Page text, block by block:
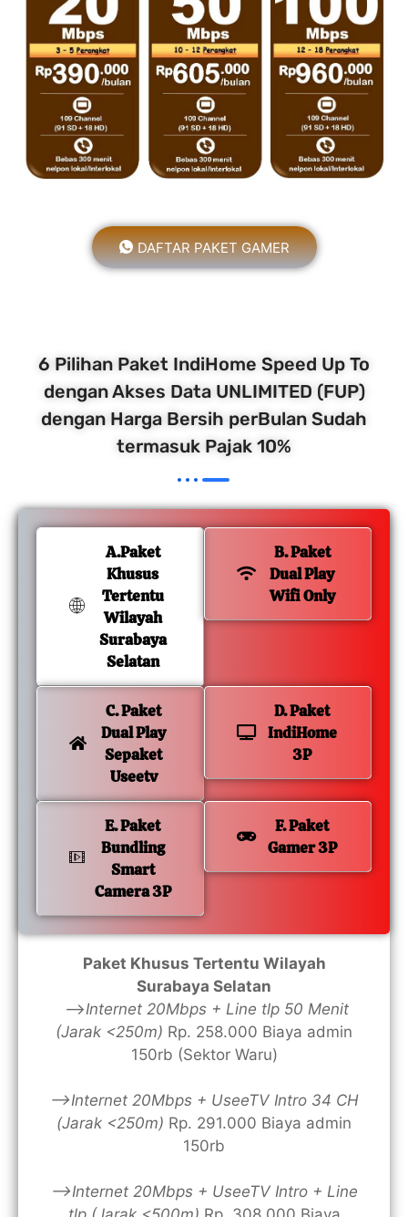
DAFTAR PAKET GAMER
6 Pilihan Paket IndiHome Speed Up To
dengan Akses Data UNLIMITED (FUP)
dengan Harga Bersih perBulan Sudah
termasuk Pajak 10%
A.Paket
Khusus
Tertentu
Wilayah
Surabaya
Selatan
B. Paket
Dual Play
Wifi Only
C. Paket
Dual Play
Sepaket
Useetv
D. Paket
IndiHome
3P
E. Paket
Bundling
Smart
Camera 3P
F. Paket
Gamer 3P
Paket Khusus Tertentu Wilayah
Surabaya Selatan
—>Internet 20Mbps + Line tlp 50 Menit
(Jarak <250m) Rp. 258.000 Biaya admin
150rb (Sektor Waru)
—>Internet 20Mbps + UseeTV Intro 34 CH
(Jarak <250m) Rp. 291.000 Biaya admin
150rb
—>Internet 20Mbps + UseeTV Intro + Line